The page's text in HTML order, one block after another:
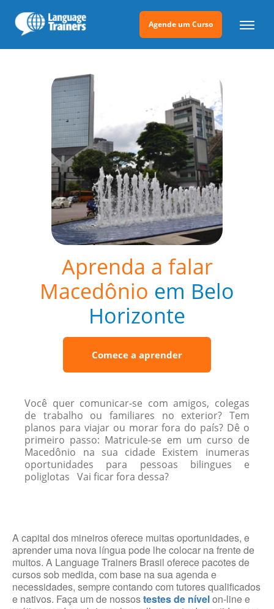
Agende um Curso
Aprenda a falar
Macedônio em Belo
Horizonte
Comece a aprender
Você quer comunicar-se com amigos, colegas
de trabalho ou familiares no exterior? Tem
planos para viajar ou morar fora do país? Dê o
primeiro passo: Matricule-se em um curso de
Macedônio na sua cidade Existem inumeras
oportunidades para pessoas bilingues e
poliglotas Vai ficar fora dessa?
A capital dos mineiros oferece muitas oportunidades, e
aprender uma nova língua pode lhe colocar na frente de
muitos. A Language Trainers Brasil oferece pacotes de
cursos sob medida, com base na sua agenda e
necessidades, sempre contando com tutores qualificados
e nativos. Faça um de nossostestes de nívelon-line e